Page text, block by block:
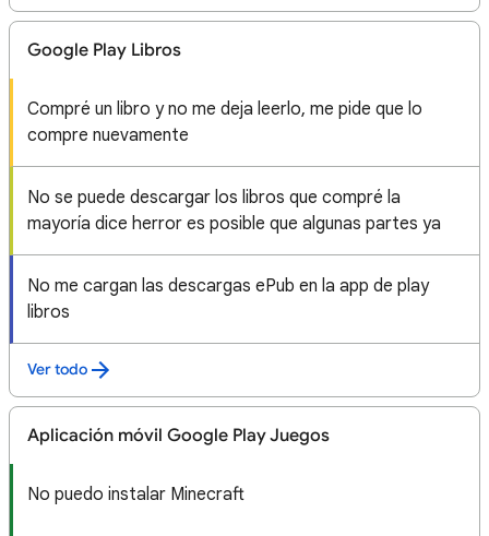
Google Play Libros
Compré un libro y no me deja leerlo, me pide que lo
compre nuevamente
No se puede descargar los libros que compré la
mayoría dice herror es posible que algunas partes ya
No me cargan las descargas ePub en la app de play
libros
Ver todo
Aplicación móvil Google Play Juegos
No puedo instalar Minecraft